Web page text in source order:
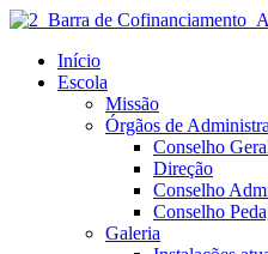
Início
Escola
Missão
Órgãos de
Conselho
Direção
Conselho
Conselho
Galeria